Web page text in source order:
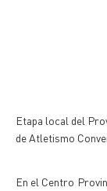
Etapa local del
de Atletismo
En el Centro